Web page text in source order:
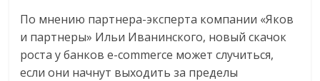
По мнению партнера-эксперта компании «Яков
и партнеры» Ильи Иванинского, новый скачок
роста у банков e-commerce может случиться,
если они начнут выходить за пределы